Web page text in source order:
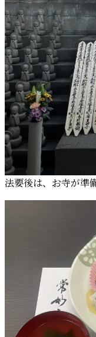
法要後は、お寺が準